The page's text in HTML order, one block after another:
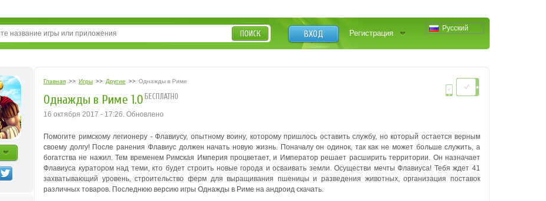
Русский
ВХОД Регистрация
ПОИСК
Главная >> Игры >> Другие >> Однажды в Риме
Однажды в Риме 1.0 БЕСПЛАТНО
16 октября 2017 - 17:26. Обновлено
Помогите римскому легионеру - Флавиусу, опытному воину, которому пришлось оставить службу, но который остается верным
своему долгу! После ранения Флавиус должен начать новую жизнь. Поначалу он одинок, так как не может больше служить, а
богатства не нажил. Тем временем Римская Империя процветает, и Император решает расширить территории. Он назначает
Флавиуса куратором над теми, кто будет строить новые города и осваивать земли.Осуществи мечты Флавиуса! Тебя ждет 41
захватывающий уровень, строительство ферм для выращивания пшеницы и разведения животных, организация поставок
различных товаров. Последнюю версию игры Однажды в Риме на андроид скачать.